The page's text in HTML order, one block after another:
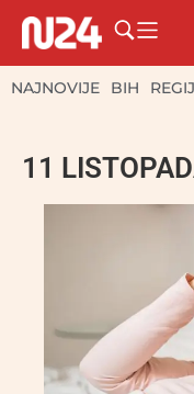
NAJNOVIJE BIH
11